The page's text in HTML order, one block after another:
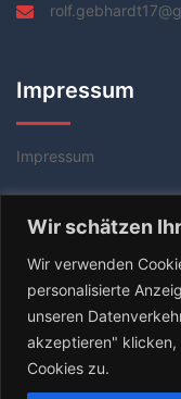
Wir schätzen
Wir verwenden
personalisierte
unseren
akzeptieren" klicken,
Cookies zu.
Impressum
Impressum